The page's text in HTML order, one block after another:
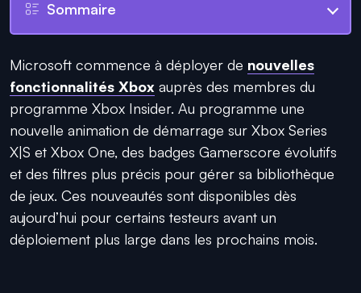
Sommaire
Microsoft commence à déployer de nouvelles
fonctionnalités Xbox auprès des membres du
programme Xbox Insider. Au programme une
nouvelle animation de démarrage sur Xbox Series
X|S et Xbox One, des badges Gamerscore évolutifs
et des filtres plus précis pour gérer sa bibliothèque
de jeux. Ces nouveautés sont disponibles dès
aujourd’hui pour certains testeurs avant un
déploiement plus large dans les prochains mois.